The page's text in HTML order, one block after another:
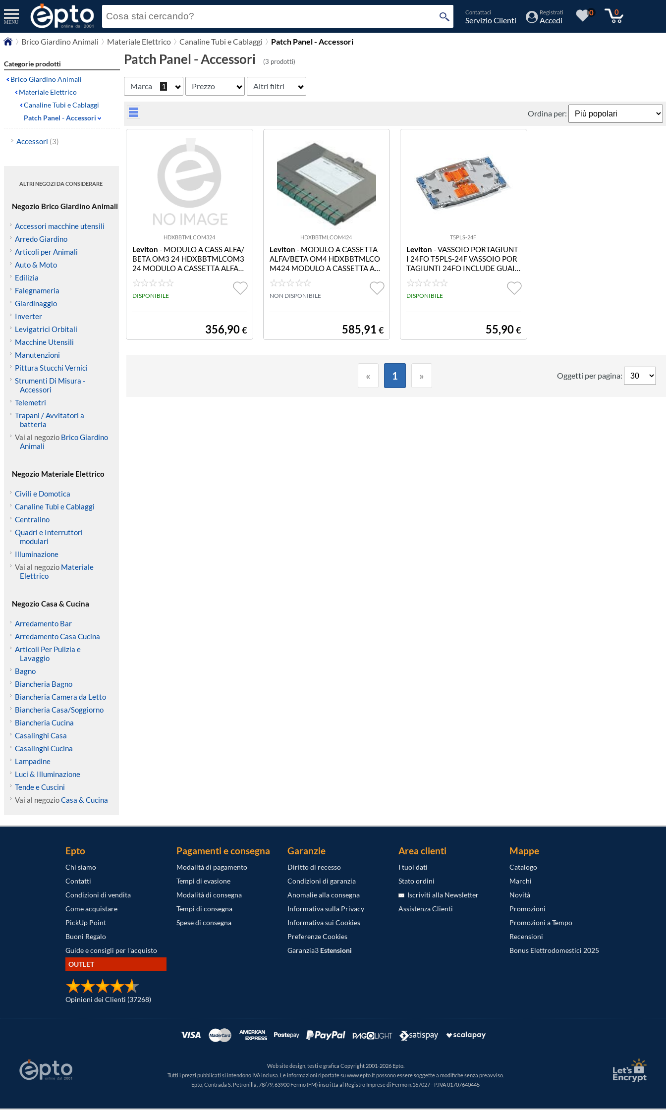
MENU
Contattaci
Servizio Clienti
Registrati
Accedi
0 0
Brico Giardino Animali Materiale Elettrico Canaline Tubi e Cablaggi Patch Panel - Accessori
Categorie prodotti
Brico Giardino Animali
Materiale Elettrico
Canaline Tubi e Cablaggi
Patch Panel - Accessori
Accessori (3)
ALTRI NEGOZI DA CONSIDERARE
Negozio Brico Giardino Animali
Accessori macchine utensili
Arredo Giardino
Articoli per Animali
Auto & Moto
Edilizia
Falegnameria
Giardinaggio
Inverter
Levigatrici Orbitali
Macchine Utensili
Manutenzioni
Pittura Stucchi Vernici
Strumenti Di Misura -
Accessori
Telemetri
Trapani / Avvitatori a
batteria
Vai al negozio Brico Giardino
Animali
Negozio Materiale Elettrico
Civili e Domotica
Canaline Tubi e Cablaggi
Centralino
Quadri e Interruttori
modulari
Illuminazione
Vai al negozio Materiale
Elettrico
Negozio Casa & Cucina
Arredamento Bar
Arredamento Casa Cucina
Articoli Per Pulizia e
Lavaggio
Bagno
Biancheria Bagno
Biancheria Camera da Letto
Biancheria Casa/Soggiorno
Biancheria Cucina
Casalinghi Casa
Casalinghi Cucina
Lampadine
Luci & Illuminazione
Tende e Cuscini
Vai al negozioCasa & Cucina
Patch Panel - Accessori (3 prodotti)
Marca 1 Prezzo Altri filtri
Ordina per:
HDXBBTMLCOM324
Leviton - MODULO A CASS ALFA/
BETA OM3 24 HDXBBTMLCOM3
24 MODULO A CASSETTA ALFA/B
ETA OM3 24 FO CON 12 LC DX E
2 MTP GRIGIO
DISPONIBILE
356,90€
HDXBBTMLCOM424
Leviton - MODULO A CASSETTA
ALFA/BETA OM4 HDXBBTMLCO
M424 MODULO A CASSETTA ALF
A/BETA OM4 24 FO CON 12 LC D
X E 2 MTP GRIGIO
NON DISPONIBILE
585,91 €
T5PLS-24F
Leviton - VASSOIO PORTAGIUNT
I 24FO T5PLS-24F VASSOIO POR
TAGIUNTI 24FO INCLUDE GUAIN
A DI GIUNZIONE 60MM
DISPONIBILE
55,90€
« 1 » Oggetti per pagina:
Epto
Chi siamo
Contatti
Condizioni di vendita
Come acquistare
PickUp Point
Buoni Regalo
Guide e consigli per l'acquisto
OUTLET
Opinioni dei Clienti (37268)
Pagamenti e consegna
Modalità di pagamento
Tempi di evasione
Modalità di consegna
Tempi di consegna
Spese di consegna
Garanzie
Diritto di recesso
Condizioni di garanzia
Anomalie alla consegna
Informativa sulla Privacy
Informativa sui Cookies
Preferenze Cookies
Garanzia3 Estensioni
Area clienti
I tuoi dati
Stato ordini
Iscriviti alla Newsletter
Assistenza Clienti
Mappe
Catalogo
Marchi
Novità
Promozioni
Promozioni a Tempo
Recensioni
Bonus Elettrodomestici 2025
Web site design, testi e grafica Copyright 2001-2026 Epto.
Tutti i prezzi pubblicati si intendono IVA inclusa. Le informazioni riportate su www.epto.it possono essere soggette a modifiche senza preavviso.
Epto, Contrada S. Petronilla, 78/79, 63900 Fermo (FM) inscritta al Registro Imprese di Fermo n.167027 - P.IVA 01707640445